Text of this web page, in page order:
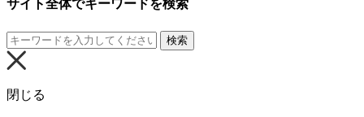
サイト全体でキーワードを検索
検索
閉じる